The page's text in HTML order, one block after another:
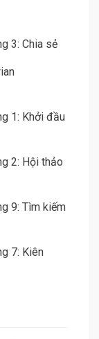
3: Chia sẻ
1: Khởi đầu
2: Hội thảo
9: Tìm kiếm
7: Kiên